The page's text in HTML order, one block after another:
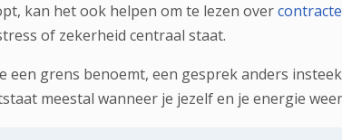
kan het ook helpen om te lezen over
of zekerheid centraal staat.
een grens benoemt, een gesprek anders
meestal wanneer je jezelf en je energie